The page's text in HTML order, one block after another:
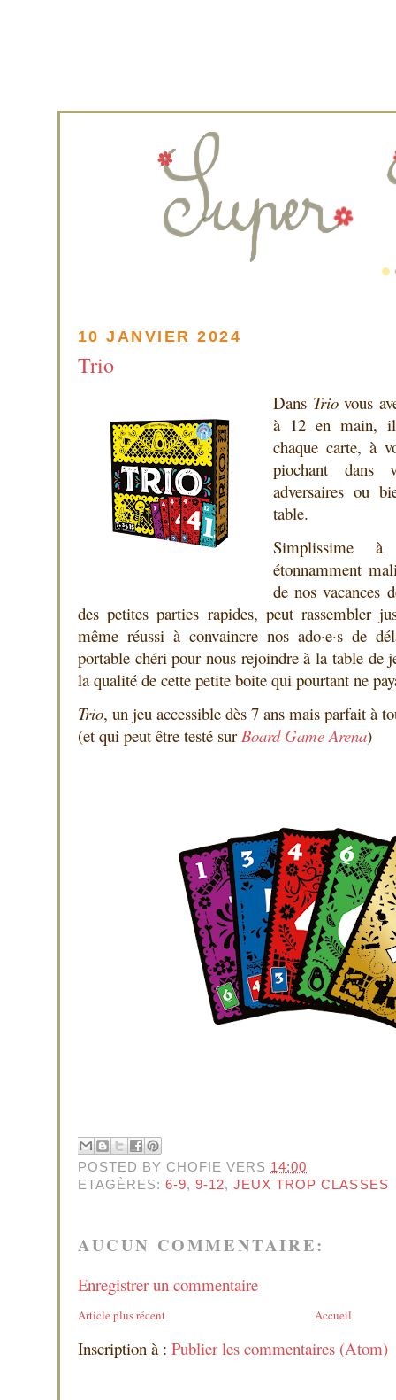
10 JANVIER 2024
Trio
Dans Triovous
à 12 en main, il
chaque carte, à
piochant dans
adversaires ou
table.
Simplissime à
étonnamment
de nos vacances
des petites parties rapides, peut rassembler
même réussi à convaincre nos ado·e·s de
portable chéri pour nous rejoindre à la table de
la qualité de cette petite boite qui pourtant ne
Trio, un jeu accessible dès 7 ans mais parfait à
(et qui peut être testé surBoard Game Arena)
POSTED BY CHOFIE VERS 14:00
ETAGÈRES:6-9,9-12,JEUX TROP CLASSES
AUCUN COMMENTAIRE:
Enregistrer un commentaire
Article plus récent Accueil
Inscription à : Publier les commentaires (Atom)